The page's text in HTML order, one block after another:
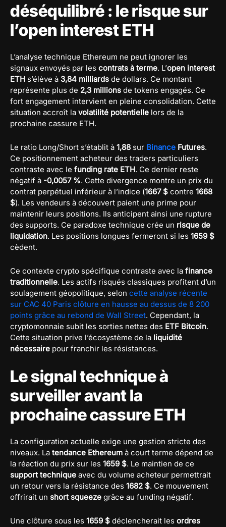
déséquilibré : le risque sur
l’open interest ETH
L’analyse technique Ethereum ne peut ignorer les
signaux envoyés par les contrats à terme. L’open interest
ETH s’élève à 3,84 milliards de dollars. Ce montant
représente plus de 2,3 millions de tokens engagés. Ce
fort engagement intervient en pleine consolidation. Cette
situation accroît la volatilité potentielle lors de la
prochaine cassure ETH.
Le ratio Long/Short s’établit à 1,88 sur Binance Futures.
Ce positionnement acheteur des traders particuliers
contraste avec le funding rate ETH. Ce dernier reste
négatif à -0,0057 %. Cette divergence montre un prix du
contrat perpétuel inférieur à l’indice (1667 $ contre 1668
$). Les vendeurs à découvert paient une prime pour
maintenir leurs positions. Ils anticipent ainsi une rupture
des supports. Ce paradoxe technique crée un risque de
liquidation. Les positions longues fermeront si les 1659 $
cèdent.
Ce contexte crypto spécifique contraste avec la finance
traditionnelle. Les actifs risqués classiques profitent d’un
soulagement géopolitique, selon cette analyse récente
sur CAC 40 Paris clôture en hausse au dessus de 8 200
points grâce au rebond de Wall Street. Cependant, la
cryptomonnaie subit les sorties nettes des ETF Bitcoin.
Cette situation prive l’écosystème de la liquidité
nécessaire pour franchir les résistances.
Le signal technique à
surveiller avant la
prochaine cassure ETH
La configuration actuelle exige une gestion stricte des
niveaux. La tendance Ethereum à court terme dépend de
la réaction du prix sur les 1659 $. Le maintien de ce
support technique avec du volume acheteur permettrait
un retour vers la résistance des 1682 $. Ce mouvement
offrirait un short squeeze grâce au funding négatif.
Une clôture sous les 1659 $ déclencherait les ordres